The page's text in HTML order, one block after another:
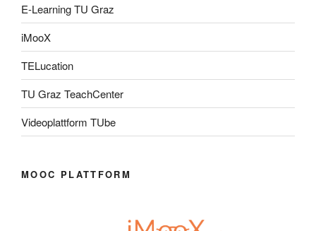
E-Learning TU Graz
iMooX
TELucation
TU Graz TeachCenter
Videoplattform TUbe
MOOC PLATTFORM